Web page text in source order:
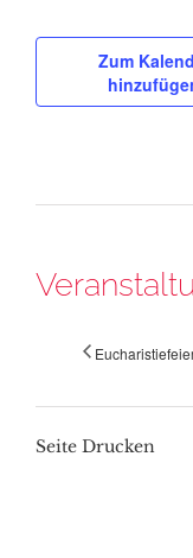
Zum
Seite Drucken